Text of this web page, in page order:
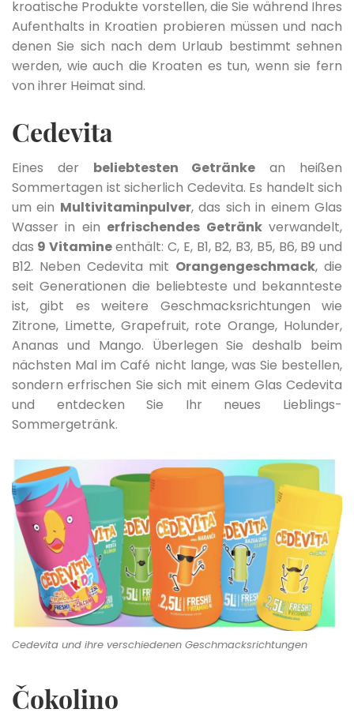
kroatische Produkte vorstellen, die Sie während Ihres
Aufenthalts in Kroatien probieren müssen und nach
denen Sie sich nach dem Urlaub bestimmt sehnen
werden, wie auch die Kroaten es tun, wenn sie fern
von ihrer Heimat sind.
Cedevita
Eines der beliebtesten Getränke an heißen
Sommertagen ist sicherlich Cedevita. Es handelt sich
um ein Multivitaminpulver, das sich in einem Glas
Wasser in ein erfrischendes Getränkverwandelt,
das 9 Vitamineenthält: C, E, B1, B2, B3, B5, B6, B9 und
B12. Neben Cedevita mit Orangengeschmack, die
seit Generationen die beliebteste und bekannteste
ist, gibt es weitere Geschmacksrichtungen wie
Zitrone, Limette, Grapefruit, rote Orange, Holunder,
Ananas und Mango. Überlegen Sie deshalb beim
nächsten Mal im Café nicht lange, was Sie bestellen,
sondern erfrischen Sie sich mit einem Glas Cedevita
und entdecken Sie Ihr neues Lieblings-
Sommergetränk.
Cedevita und ihre verschiedenen Geschmacksrichtungen
Čokolino